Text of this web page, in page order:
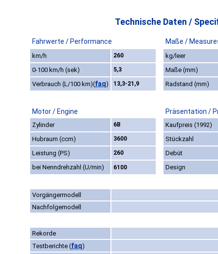
Technische Daten /
Fahrwerte / Performance Maße /
km/h 260
kg/leer
0-100 km/h (sek)
5,3
Maße (mm)
Verbrauch (L/100 km)(faq) 13,3-21,9 Radstand (mm)
Motor / Engine Präsentation /
Zylinder 6B
Kaufpreis (1992)
Hubraum (ccm)
3600
Stückzahl
Leistung (PS)
260
Debüt
bei Nenndrehzahl (U/min)
6100 Design
Vorgängermodell
Nachfolgemodell
Rekorde
Testberichte (faq)